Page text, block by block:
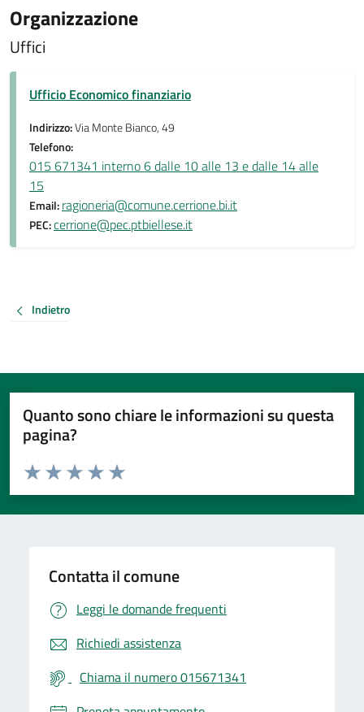
Organizzazione
Uffici
Ufficio Economico finanziario
Indirizzo:Via Monte Bianco, 49
Telefono:
015 671341 interno 6 dalle 10 alle 13 e dalle 14 alle
15
Email:ragioneria@comune.cerrione.bi.it
PEC:cerrione@pec.ptbiellese.it
Indietro
Quanto sono chiare le informazioni su questa
pagina?
Valuta da 1 a 5 stelle la pagina
Valuta 5 stelle su 5
Valuta 4 stelle su 5
Valuta 3 stelle su 5
Valuta 2 stelle su 5
Valuta 1 stelle su 5
Contatta il comune
Leggi le domande frequenti
Richiedi assistenza
Chiama il numero 015671341